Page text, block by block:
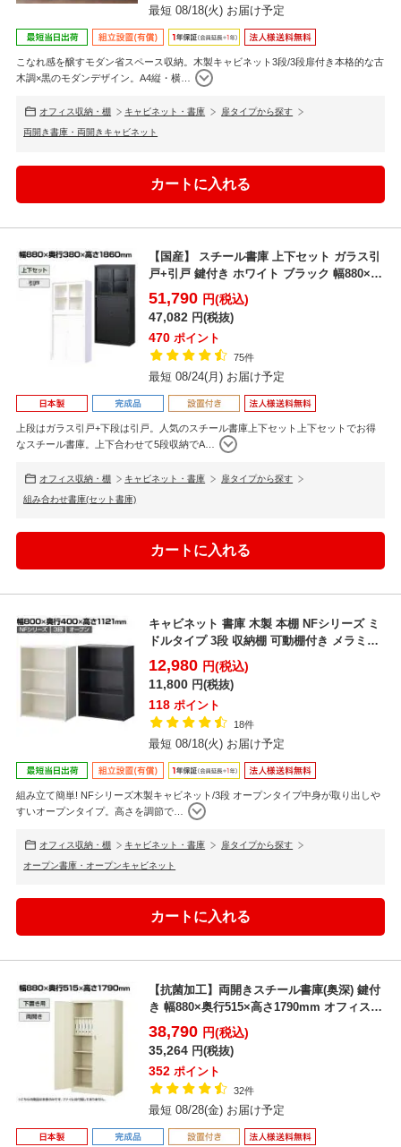
最短 08/18(火) お届け予定
こなれ感を醸すモダン省スペース収納。木製キャビネット3段/3段扉付き本格的な古
木調×黒のモダンデザイン。A4縦・横…
オフィス収納・棚 キャビネット・書庫 扉タイプから探す
両開き書庫・両開きキャビネット
【国産】 スチール書庫 上下セット ガラス引
戸+引戸 鍵付き ホワイト ブラック 幅880×奥
行38...
51,790 円(税込)
47,082 円(税抜)
470 ポイント
75件
最短 08/24(月) お届け予定
上段はガラス引戸+下段は引戸。人気のスチール書庫上下セット上下セットでお得
なスチール書庫。上下合わせて5段収納でA…
オフィス収納・棚 キャビネット・書庫 扉タイプから探す
組み合わせ書庫(セット書庫)
キャビネット 書庫 木製 本棚 NFシリーズ ミ
ドルタイプ 3段 収納棚 可動棚付き メラミン
化粧板...
12,980 円(税込)
11,800 円(税抜)
118 ポイント
18件
最短 08/18(火) お届け予定
組み立て簡単! NFシリーズ木製キャビネット/3段 オープンタイプ中身が取り出しや
すいオープンタイプ。高さを調節で…
オフィス収納・棚 キャビネット・書庫 扉タイプから探す
オープン書庫・オープンキャビネット
【抗菌加工】両開きスチール書庫(奥深) 鍵付
き 幅880×奥行515×高さ1790mm オフィス
キ...
38,790 円(税込)
35,264 円(税抜)
352 ポイント
32件
最短 08/28(金) お届け予定